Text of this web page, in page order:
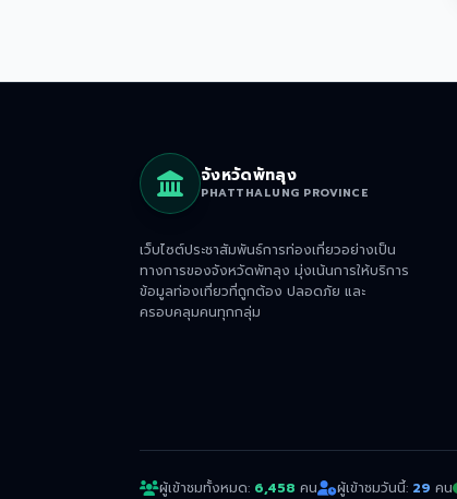
จังหวัดพัทลุง
PHATTHALUNG PROVINCE
เว็บไซต์ประชาสัมพันธ์การท่องเที่ยวอย่างเป็น
ทางการของจังหวัดพัทลุง มุ่งเน้นการให้บริการ
ข้อมูลท่องเที่ยวที่ถูกต้อง ปลอดภัย และ
ครอบคลุมคนทุกกลุ่ม
ผู้เข้าชมทั้งหมด: 6,458 คน ผู้เข้าชมวันนี้: 29 คน